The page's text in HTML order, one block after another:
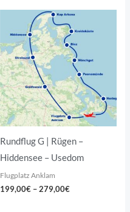
Rundflug G | Rügen –
Hiddensee – Usedom
Flugplatz Anklam
199,00€ –279,00€
Preisspanne:
199,00€
bis
279,00€